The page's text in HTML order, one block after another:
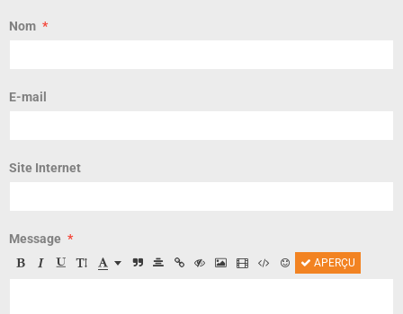
Nom
E-mail
Site Internet
Message
APERÇU